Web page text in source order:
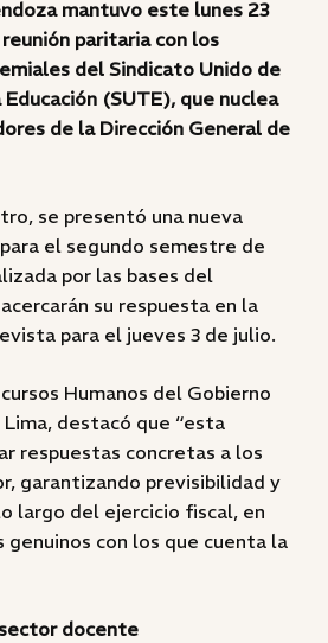
mantuvo este lunes 23
paritaria con los
del Sindicato Unido de
(SUTE), que nuclea
de la Dirección General de
se presentó una nueva
el segundo semestre de
por las bases del
su respuesta en la
para el jueves 3 de julio.
Humanos del Gobierno
destacó que “esta
respuestas concretas a los
garantizando previsibilidad y
largo del ejercicio fiscal, en
genuinos con los que cuenta la
docente